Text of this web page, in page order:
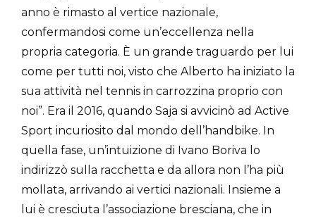
anno è rimasto al vertice nazionale,
confermandosi come un’eccellenza nella
propria categoria. È un grande traguardo per lui
come per tutti noi, visto che Alberto ha iniziato la
sua attività nel tennis in carrozzina proprio con
noi”. Era il 2016, quando Saja si avvicinò ad Active
Sport incuriosito dal mondo dell’handbike. In
quella fase, un’intuizione di Ivano Boriva lo
indirizzò sulla racchetta e da allora non l’ha più
mollata, arrivando ai vertici nazionali. Insieme a
lui è cresciuta l’associazione bresciana, che in